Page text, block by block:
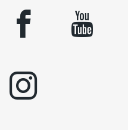
facebook youtube
instagram